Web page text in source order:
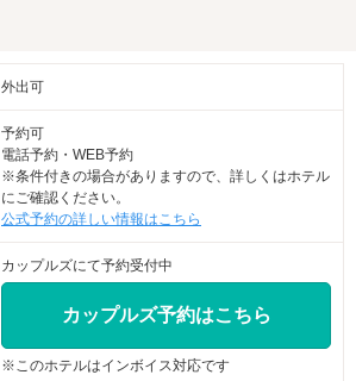
外出可
予約可
電話予約・WEB予約
※条件付きの場合がありますので、詳しくはホテル
にご確認ください。
公式予約の詳しい情報はこちら
カップルズにて予約受付中
カップルズ予約はこちら
※このホテルはインボイス対応です